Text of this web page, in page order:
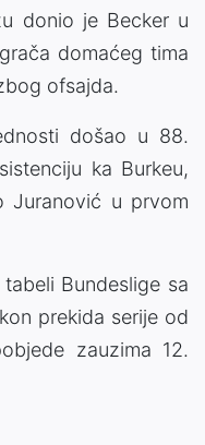
donio je Becker u
domaćeg tima
ofsajda.
došao u 88.
ka Burkeu,
Juranović u prvom
Bundeslige sa
prekida serije od
zauzima 12.